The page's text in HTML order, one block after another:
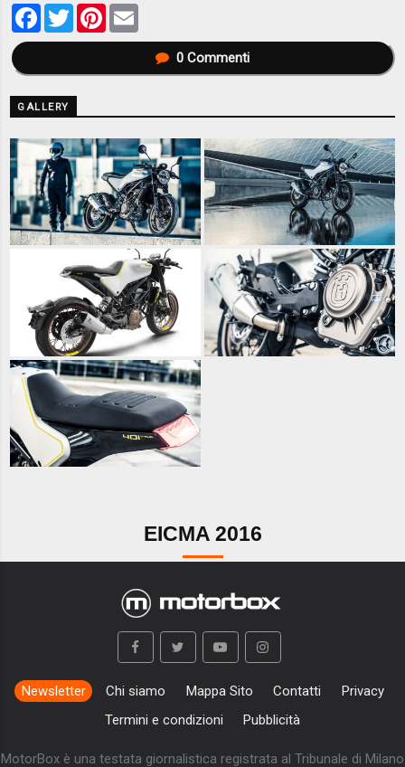
Facebook
TwitterPinterest
0Commenti
GALLERY
EICMA 2016
Newsletter Chi siamo Mappa Sito Contatti
Privacy
Termini e condizioni
Pubblicità
MotorBox è una testata giornalistica registrata al Tribunale di Milano